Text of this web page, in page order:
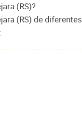
(RS)?
(RS) de